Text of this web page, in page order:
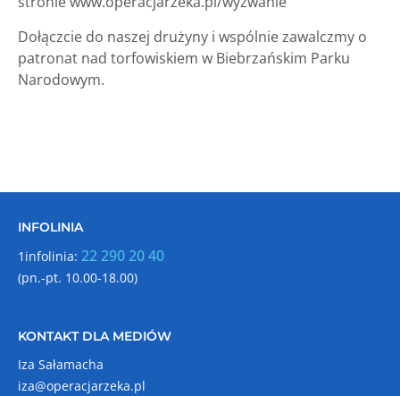
Dołączcie do naszej drużyny i wspólnie zawalczmy o
patronat nad torfowiskiem w Biebrzańskim Parku
Narodowym.
INFOLINIA
1infolinia: 22 290 20 40
(pn.-pt. 10.00-18.00)
KONTAKT DLA MEDIÓW
Iza Sałamacha
iza@operacjarzeka.pl